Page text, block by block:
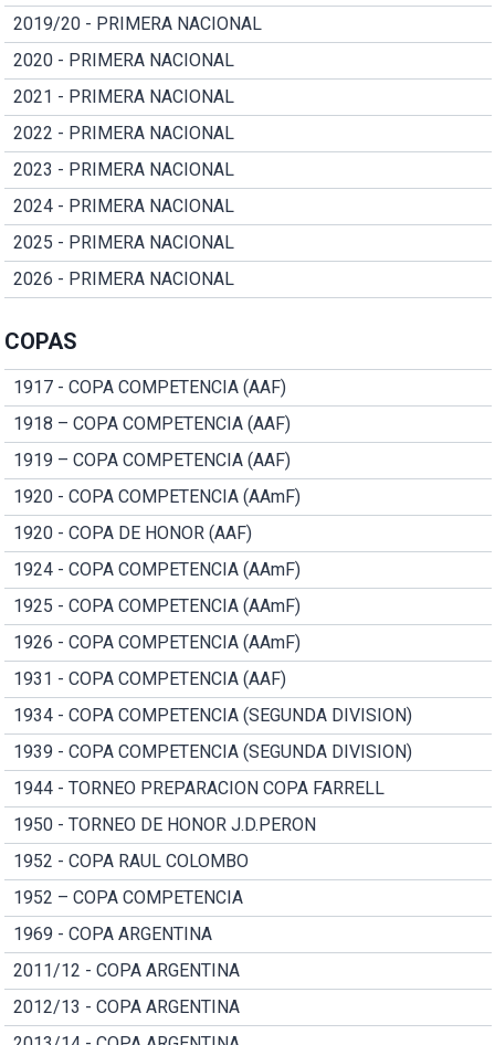
2019/20 - PRIMERA NACIONAL
2020 - PRIMERA NACIONAL
2021 - PRIMERA NACIONAL
2022 - PRIMERA NACIONAL
2023 - PRIMERA NACIONAL
2024 - PRIMERA NACIONAL
2025 - PRIMERA NACIONAL
2026 - PRIMERA NACIONAL
COPAS
1917 - COPA COMPETENCIA (AAF)
1918 – COPA COMPETENCIA (AAF)
1919 – COPA COMPETENCIA (AAF)
1920 - COPA COMPETENCIA (AAmF)
1920 - COPA DE HONOR (AAF)
1924 - COPA COMPETENCIA (AAmF)
1925 - COPA COMPETENCIA (AAmF)
1926 - COPA COMPETENCIA (AAmF)
1931 - COPA COMPETENCIA (AAF)
1934 - COPA COMPETENCIA (SEGUNDA DIVISION)
1939 - COPA COMPETENCIA (SEGUNDA DIVISION)
1944 - TORNEO PREPARACION COPA FARRELL
1950 - TORNEO DE HONOR J.D.PERON
1952 - COPA RAUL COLOMBO
1952 – COPA COMPETENCIA
1969 - COPA ARGENTINA
2011/12 - COPA ARGENTINA
2012/13 - COPA ARGENTINA